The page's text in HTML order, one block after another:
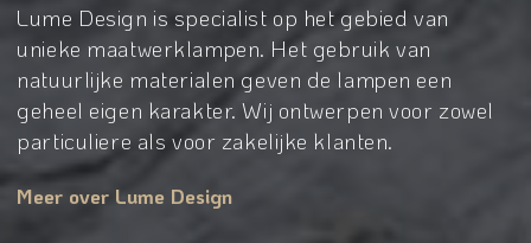
Lume Design is specialist op het gebied van
unieke maatwerklampen. Het gebruik van
natuurlijke materialen geven de lampen een
geheel eigen karakter. Wij ontwerpen voor zowel
particuliere als voor zakelijke klanten.
Meer over Lume Design